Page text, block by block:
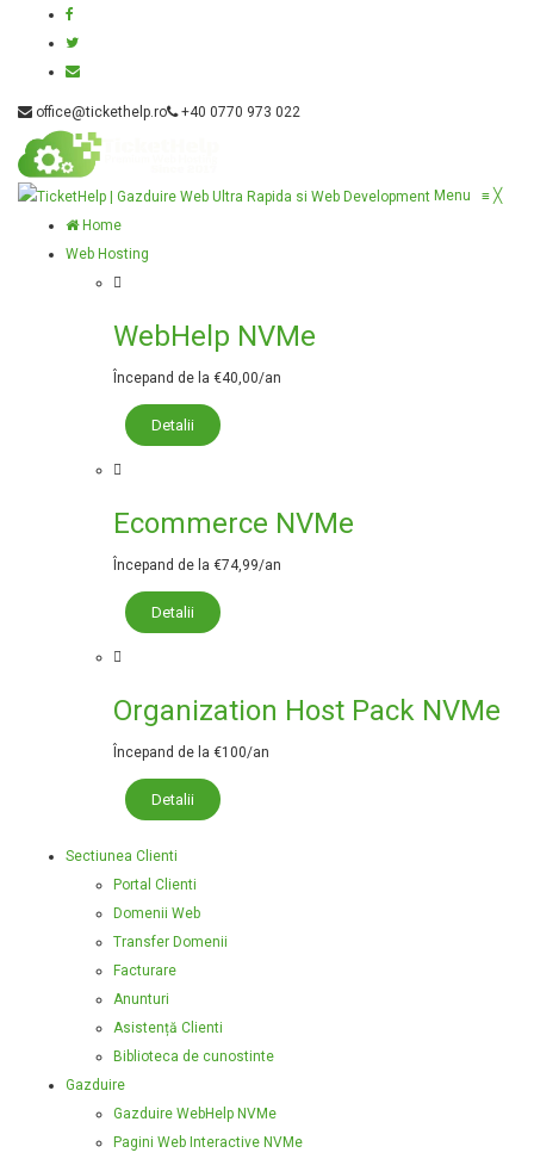
office@tickethelp.ro +40 0770 973 022
Menu ≡ ╳
Home
Web Hosting
WebHelp NVMe
Începand de la €40,00/an
Detalii
Ecommerce NVMe
Începand de la €74,99/an
Detalii
Organization Host Pack NVMe
Începand de la €100/an
Detalii
Sectiunea Clienti
Portal Clienti
Domenii Web
Transfer Domenii
Facturare
Anunturi
Asistență Clienti
Biblioteca de cunostinte
Gazduire
Gazduire WebHelp NVMe
Pagini Web Interactive NVMe